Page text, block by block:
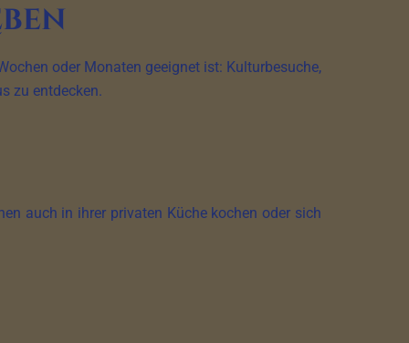
oder Monaten geeignet ist: Kulturbesuche,
zu entdecken.
auch in ihrer privaten Küche kochen oder sich